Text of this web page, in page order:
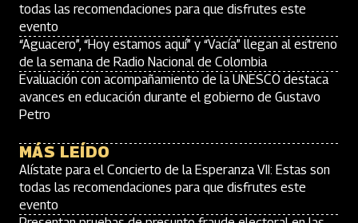
todas las recomendaciones para que disfrutes este
evento
“Aguacero”, “Hoy estamos aquí” y “Vacía” llegan al estreno
de la semana de Radio Nacional de Colombia
Evaluación con acompañamiento de la UNESCO destaca
avances en educación durante el gobierno de Gustavo
Petro
MÁS LEÍDO
Alístate para el Concierto de la Esperanza VII: Estas son
todas las recomendaciones para que disfrutes este
evento